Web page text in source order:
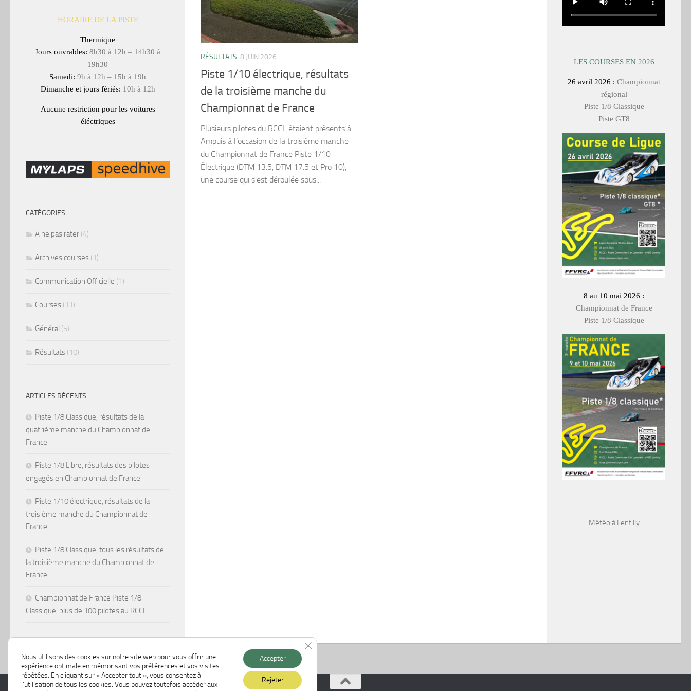
RÉSULTATS 8 JUIN 2026
Piste 1/10 électrique, résultats
de la troisième manche du
Championnat de France
Plusieurs pilotes du RCCL étaient présents à
Ampuis à l’occasion de la troisième manche
du Championnat de France Piste 1/10
Électrique (DTM 13.5, DTM 17.5 et Pro 10),
une course qui s’est déroulée sous...
HORAIRE DE LA PISTE
Thermique
Jours ouvrables: 8h30 à 12h – 14h30 à
19h30
Samedi: 9h à 12h – 15h à 19h
Dimanche et jours fériés: 10h à 12h
Aucune restriction pour les voitures
éléctriques
CATÉGORIES
A ne pas rater (4)
Archives courses (1)
Communication Officielle (1)
Courses (11)
Général (5)
Résultats (10)
ARTICLES RÉCENTS
Piste 1/8 Classique, résultats de la
quatrième manche du Championnat de
France
Piste 1/8 Libre, résultats des pilotes
engagés en Championnat de France
Piste 1/10 électrique, résultats de la
troisième manche du Championnat de
France
Piste 1/8 Classique, tous les résultats de
la troisième manche du Championnat de
France
Championnat de France Piste 1/8
Classique, plus de 100 pilotes au RCCL
LES COURSES EN 2026
26 avril 2026 : Championnat
régional
Piste 1/8 Classique
Piste GT8
8 au 10 mai 2026 :
Championnat de France
Piste 1/8 Classique
Météo à Lentilly
Nous utilisons des cookies sur notre site web pour vous offrir une
expérience optimale en mémorisant vos préférences et vos visites
répétées. En cliquant sur « Accepter tout », vous consentez à
l'utilisation de tous les cookies. Vous pouvez toutefois accéder aux
Accepter
Rejeter
Fermer la bannière des cookies GDPR